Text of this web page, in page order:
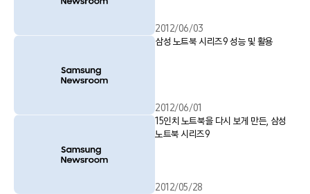
2012/06/03
삼성 노트북 시리즈9 성능 및 활용
2012/06/01
15인치 노트북을 다시 보게 만든, 삼성
노트북 시리즈9
2012/05/28